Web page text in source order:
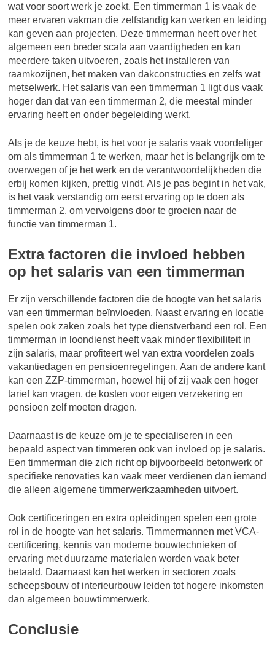
wat voor soort werk je zoekt. Een timmerman 1 is vaak de
meer ervaren vakman die zelfstandig kan werken en leiding
kan geven aan projecten. Deze timmerman heeft over het
algemeen een breder scala aan vaardigheden en kan
meerdere taken uitvoeren, zoals het installeren van
raamkozijnen, het maken van dakconstructies en zelfs wat
metselwerk. Het salaris van een timmerman 1 ligt dus vaak
hoger dan dat van een timmerman 2, die meestal minder
ervaring heeft en onder begeleiding werkt.
Als je de keuze hebt, is het voor je salaris vaak voordeliger
om als timmerman 1 te werken, maar het is belangrijk om te
overwegen of je het werk en de verantwoordelijkheden die
erbij komen kijken, prettig vindt. Als je pas begint in het vak,
is het vaak verstandig om eerst ervaring op te doen als
timmerman 2, om vervolgens door te groeien naar de
functie van timmerman 1.
Extra factoren die invloed hebben
op het salaris van een timmerman
Er zijn verschillende factoren die de hoogte van het salaris
van een timmerman beïnvloeden. Naast ervaring en locatie
spelen ook zaken zoals het type dienstverband een rol. Een
timmerman in loondienst heeft vaak minder flexibiliteit in
zijn salaris, maar profiteert wel van extra voordelen zoals
vakantiedagen en pensioenregelingen. Aan de andere kant
kan een ZZP-timmerman, hoewel hij of zij vaak een hoger
tarief kan vragen, de kosten voor eigen verzekering en
pensioen zelf moeten dragen.
Daarnaast is de keuze om je te specialiseren in een
bepaald aspect van timmeren ook van invloed op je salaris.
Een timmerman die zich richt op bijvoorbeeld betonwerk of
specifieke renovaties kan vaak meer verdienen dan iemand
die alleen algemene timmerwerkzaamheden uitvoert.
Ook certificeringen en extra opleidingen spelen een grote
rol in de hoogte van het salaris. Timmermannen met VCA-
certificering, kennis van moderne bouwtechnieken of
ervaring met duurzame materialen worden vaak beter
betaald. Daarnaast kan het werken in sectoren zoals
scheepsbouw of interieurbouw leiden tot hogere inkomsten
dan algemeen bouwtimmerwerk.
Conclusie